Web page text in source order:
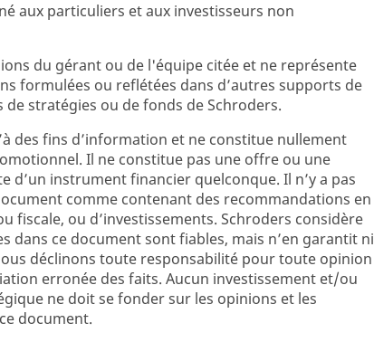
aux particuliers et aux investisseurs non
du gérant ou de l'équipe citée et ne représente
formulées ou reflétées dans d’autres supports de
stratégies ou de fonds de Schroders.
des fins d’information et ne constitue nullement
Il ne constitue pas une offre ou une
d’un instrument financier quelconque. Il n’y a pas
comme contenant des recommandations en
fiscale, ou d’investissements. Schroders considère
dans ce document sont fiables, mais n’en garantit ni
déclinons toute responsabilité pour toute opinion
erronée des faits. Aucun investissement et/ou
ne doit se fonder sur les opinions et les
document.